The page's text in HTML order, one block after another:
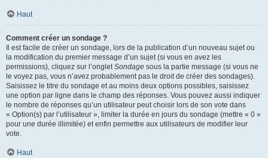
Haut
Comment créer un sondage ?
Il est facile de créer un sondage, lors de la publication d’un nouveau sujet ou
la modification du premier message d’un sujet (si vous en avez les
permissions), cliquez sur l’onglet Sondage sous la partie message (si vous ne
le voyez pas, vous n’avez probablement pas le droit de créer des sondages).
Saisissez le titre du sondage et au moins deux options possibles, saisissez
une option par ligne dans le champ des réponses. Vous pouvez aussi indiquer
le nombre de réponses qu’un utilisateur peut choisir lors de son vote dans
« Option(s) par l’utilisateur », limiter la durée en jours du sondage (mettre « 0 »
pour une durée illimitée) et enfin permettre aux utilisateurs de modifier leur
vote.
Haut